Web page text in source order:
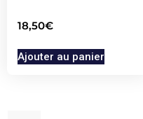
18,50€
Ajouter au panier